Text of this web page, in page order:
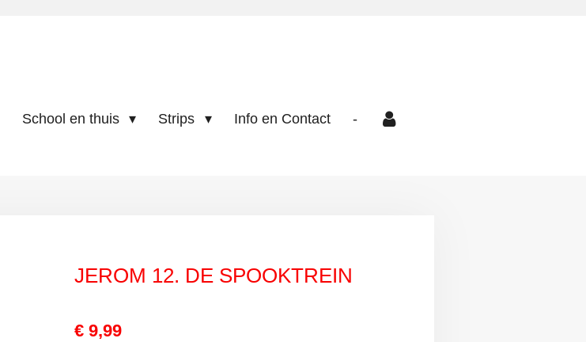
School en thuis Strips Info en Contact -
JEROM 12. DE SPOOKTREIN
€ 9,99